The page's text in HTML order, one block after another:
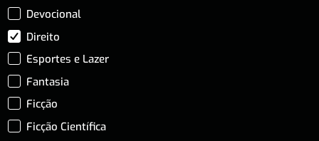
Devocional
Direito
Esportes e Lazer
Fantasia
Ficção
Ficção Científica